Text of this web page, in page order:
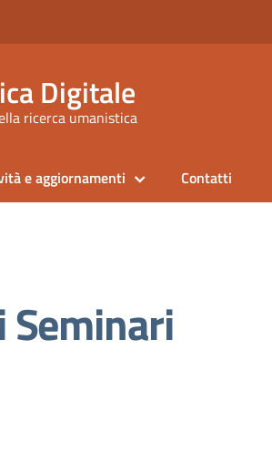
Digitale
ricerca umanistica
e aggiornamenti Contatti
Seminari